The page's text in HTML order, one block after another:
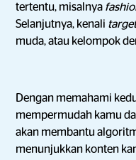
tertentu, misalnya
Selanjutnya, kenali
muda, atau kelompok
Dengan memahami
mempermudah kamu
akan membantu
menunjukkan konten